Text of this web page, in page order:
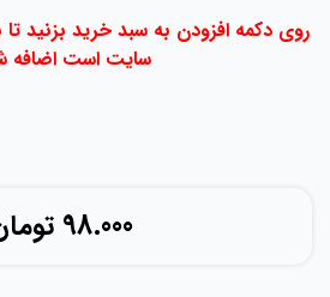
روی دکمه افزودن به سبد خرید بزنید
سایت است اضافه
98.000